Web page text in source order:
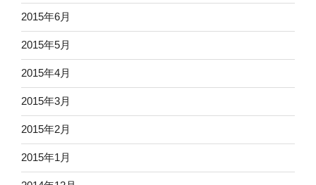
2015年6月
2015年5月
2015年4月
2015年3月
2015年2月
2015年1月